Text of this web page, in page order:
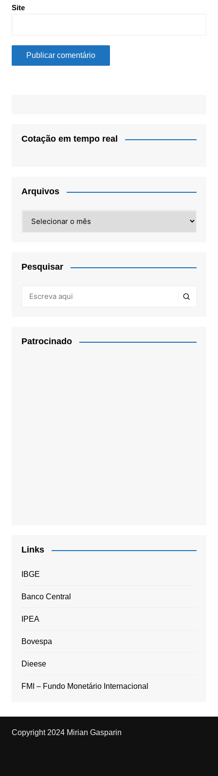
Site
Cotação em tempo real
Arquivos
Pesquisar
Patrocinado
Links
IBGE
Banco Central
IPEA
Bovespa
Dieese
FMI – Fundo Monetário Internacional
Copyright 2024 Mirian Gasparin